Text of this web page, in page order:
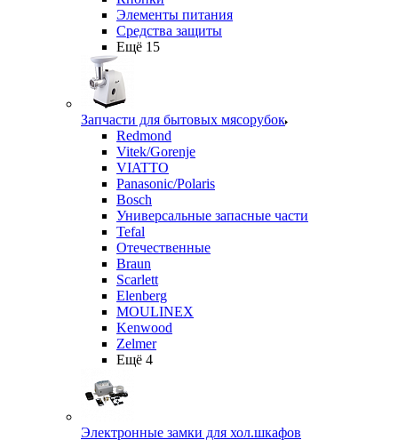
Элементы питания
Средства защиты
Ещё 15
Запчасти для бытовых мясорубок
Redmond
Vitek/Gorenje
VIATTO
Panasonic/Polaris
Bosch
Универсальные запасные части
Tefal
Отечественные
Braun
Scarlett
Elenberg
MOULINEX
Kenwood
Zelmer
Ещё 4
Электронные замки для хол.шкафов